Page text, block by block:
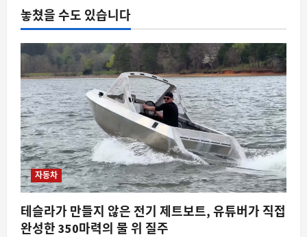
4
삼전과 SK하이닉스, 엔비디아를 앞선
375조 원의 현금성 자산과 주주환원 전
쟁의 서막
8월 7, 2026
5
자동차
테슬라 뒷좌석 멀미의 진실, 전기차 특유
의 가속과 제동이 만드는 신체 불일치
8월 7, 2026 0
놓쳤을 수도 있습니다
자동차
테슬라가 만들지 않은 전기 제트보트, 유튜버가 직접
완성한 350마력의 물 위 질주